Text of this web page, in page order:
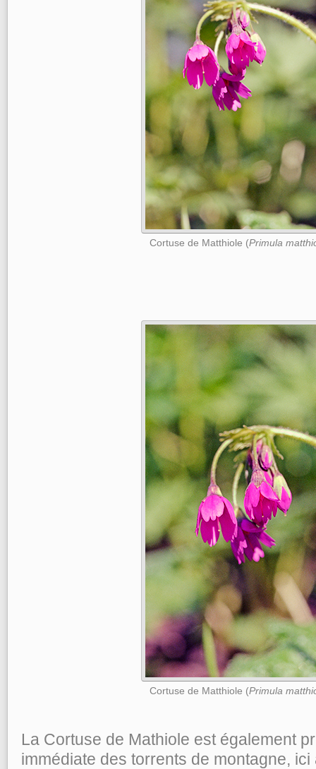
Cortuse de Matthiole (Primula
Cortuse de Matthiole (Primula
La Cortuse de Mathiole est également
immédiate des torrents de montagne,